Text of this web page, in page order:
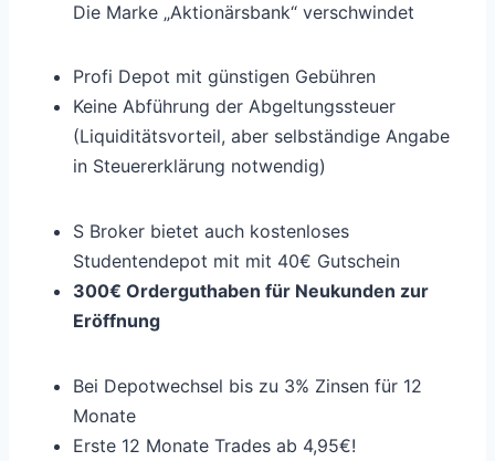
Die Marke „Aktionärsbank“ verschwindet
Profi Depot mit günstigen Gebühren
Keine Abführung der Abgeltungssteuer
(Liquiditätsvorteil, aber selbständige Angabe
in Steuererklärung notwendig)
S Broker bietet auch kostenloses
Studentendepot mit mit 40€ Gutschein
300€ Orderguthaben für Neukunden zur
Eröffnung
Bei Depotwechsel bis zu 3% Zinsen für 12
Monate
Erste 12 Monate Trades ab 4,95€!